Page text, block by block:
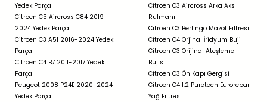
Yedek Parça
Citroen C5 Aircross C84 2019-
2024 Yedek Parça
Citroen C3 A51 2016-2024 Yedek
Parça
Citroen C4 B7 2011-2017 Yedek
Parça
Peugeot 2008 P24E 2020-2024
Yedek Parça
Citroen C3 Aircross Arka Aks
Rulmanı
Citroen C3 Berlingo Mazot Filtresi
Citroen C4 Orjinal İridyum Buji
Citroen C3 Orijinal Ateşleme
Bujisi
Citroen C3 Ön Kapı Gergisi
Citroen C4 1.2 Puretech Eurorepar
Yağ Filtresi